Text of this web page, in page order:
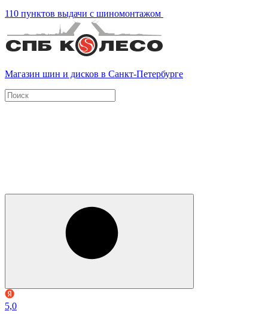
110 пунктов выдачи с шиномонтажом
Магазин шин и дисков в Санкт-Петербурге
5,0